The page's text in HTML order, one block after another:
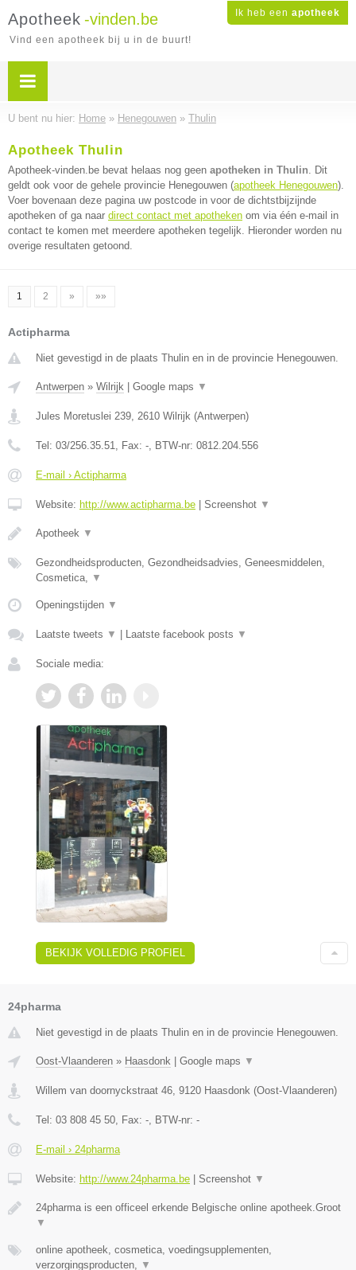
Ik heb een apotheek
Apotheek -vinden.be
Vind een apotheek bij u in de buurt!
U bent nu hier: Home » Henegouwen » Thulin
Apotheek Thulin
Apotheek-vinden.be bevat helaas nog geen apotheken in Thulin. Dit
geldt ook voor de gehele provincie Henegouwen (apotheek Henegouwen).
Voer bovenaan deze pagina uw postcode in voor de dichtstbijzijnde
apotheken of ga naar direct contact met apotheken om via één e-mail in
contact te komen met meerdere apotheken tegelijk. Hieronder worden nu
overige resultaten getoond.
1 2 » »»
Actipharma
Niet gevestigd in de plaats Thulin en in de provincie Henegouwen.
Antwerpen » Wilrijk Google maps ▼
Jules Moretuslei 239, 2610 Wilrijk (Antwerpen)
Tel: 03/256.35.51, Fax: -, BTW-nr: 0812.204.556
E-mail › Actipharma
Website: http://www.actipharma.be Screenshot ▼
Apotheek ▼
Gezondheidsproducten, Gezondheidsadvies, Geneesmiddelen,
Cosmetica, ▼
Openingstijden ▼
Laatste tweets ▼ Laatste facebook posts ▼
Sociale media:
BEKIJK VOLLEDIG PROFIEL
24pharma
Niet gevestigd in de plaats Thulin en in de provincie Henegouwen.
Oost-Vlaanderen » Haasdonk Google maps ▼
Willem van doornyckstraat 46 9120 Haasdonk (Oost-Vlaanderen)
Tel: 03 808 45 50 , Fax: - , BTW-nr: -
E-mail › 24pharma
Website: http://www.24pharma.be Screenshot ▼
24pharma is een officeel erkende Belgische online apotheek.Groot
▼
online apotheek, cosmetica, voedingsupplementen,
verzorgingsproducten,
▼